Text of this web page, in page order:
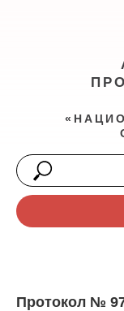
Протокол №